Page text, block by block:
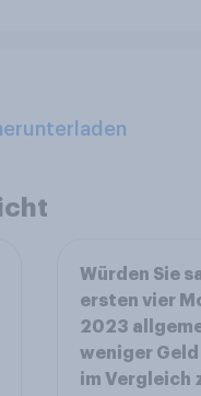
Würden Sie
ersten vier
2023
weniger
im Vergleich